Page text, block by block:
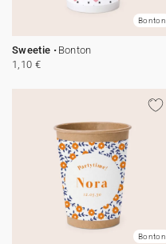
Bonton
Sweetie
Bonton
1,10 €
Bonton